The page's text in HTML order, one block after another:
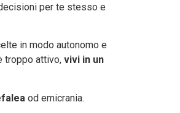
per te stesso e
in modo autonomo e
troppo attivo, vivi in un
od emicrania.